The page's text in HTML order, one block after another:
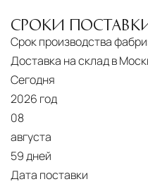
Условия доставки
области
Для клиентов
следующие услуги:
Доставка до
товара от нашего
месту назначения
СРОКИ
Срок производства
Доставка на склад в
Сегодня
2026 год
08
августа
59 дней
Дата поставки